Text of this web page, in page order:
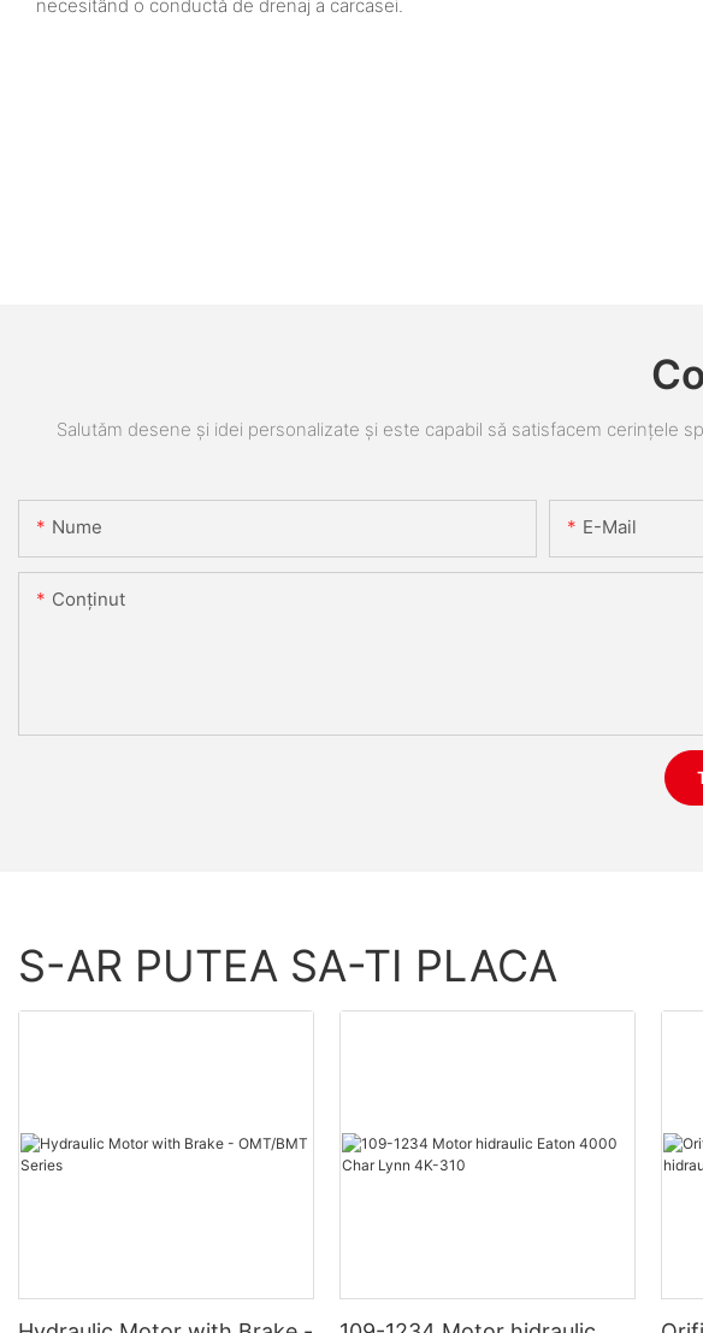
necesitând o conductă de drenaj a carcasei.
Salutăm desene și idei personalizate și este capabil să satisfacem cerințele
Nume E-Mail
Conţinut
S-AR PUTEA SA-TI PLACA